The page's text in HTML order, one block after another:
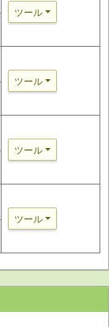
ツール
ツール
ツール
ツール